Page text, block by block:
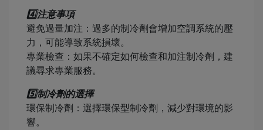
4️⃣注意事項
避免過量加注：過多的制冷劑會增加空調系統的壓
力，可能導致系統損壞。
專業檢查：如果不確定如何檢查和加注制冷劑，建
議尋求專業服務。
5️⃣制冷劑的選擇
環保制冷劑：選擇環保型制冷劑，減少對環境的影
響。